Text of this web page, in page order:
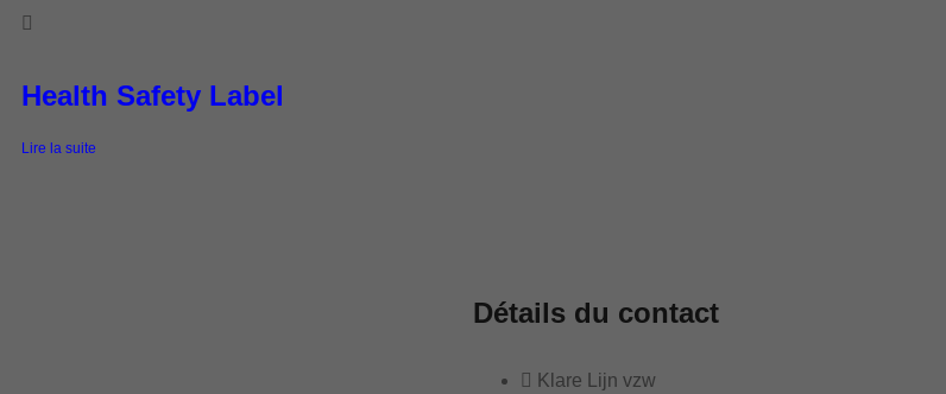
Health Safety Label
Lire la suite
Détails du contact
Klare Lijn vzw